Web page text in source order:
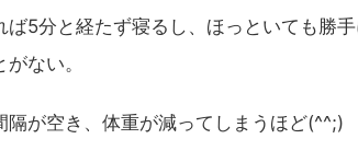
5分と経たず寝るし、ほっといても勝
ない。
が空き、体重が減ってしまうほど(^^;)